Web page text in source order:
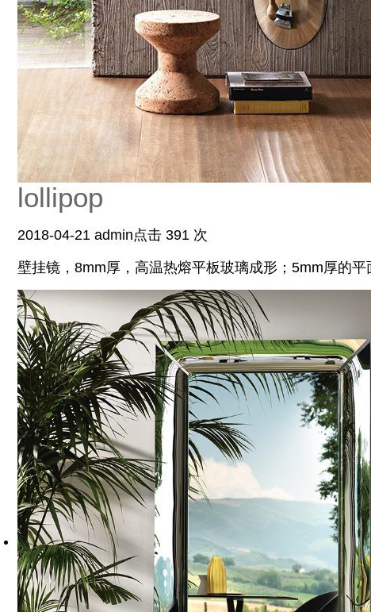
lollipop
2018-04-21 admin点击 391 次
壁挂镜，8mm厚，高温热熔平板玻璃成形；5mm厚的平